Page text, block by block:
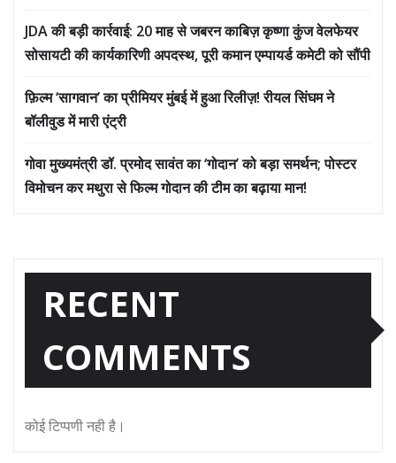
JDA की बड़ी कार्रवाई: 20 माह से जबरन काबिज़ कृष्णा कुंज वेलफेयर
सोसायटी की कार्यकारिणी अपदस्थ, पूरी कमान एम्पायर्ड कमेटी को सौंपी
फ़िल्म ‘सागवान’ का प्रीमियर मुंबई में हुआ रिलीज़! रीयल सिंघम ने
बॉलीवुड में मारी एंट्री
गोवा मुख्यमंत्री डॉ. प्रमोद सावंत का ‘गोदान’ को बड़ा समर्थन; पोस्टर
विमोचन कर मथुरा से फिल्म गोदान की टीम का बढ़ाया मान!
RECENT
COMMENTS
कोई टिप्पणी नही है।